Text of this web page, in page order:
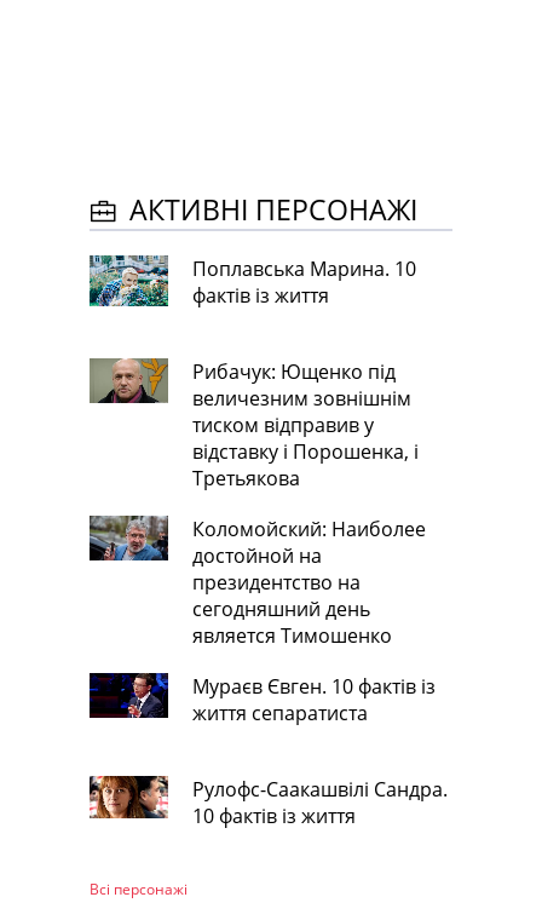
АКТИВНІ ПЕРСОНАЖІ
Поплавська Марина. 10
фактів із життя
Рибачук: Ющенко під
величезним зовнішнім
тиском відправив у
відставку і Порошенка, і
Третьякова
Коломойский: Наиболее
достойной на
президентство на
сегодняшний день
является Тимошенко
Мураєв Євген. 10 фактів із
життя сепаратиста
Рулофс-Саакашвілі Сандра.
10 фактів із життя
Всі персонажi